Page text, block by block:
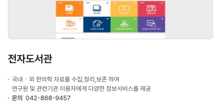
전자도서관
국내ㆍ외 한의학 자료를 수집,정리,보존 하여
연구원 및 관련기관 이용자에게 다양한 정보서비스를 제공
문의
042-868-9457